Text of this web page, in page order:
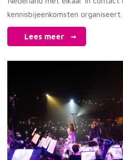
kennisbijeenkomsten
Lees meer